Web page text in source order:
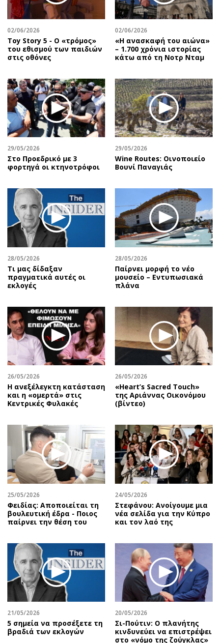
Κόσμος
Παράξενα
Πολιτισμός
Σινεμά
Μουσική
Εικαστικά
Βιβλίο
Χειρόγραφα
Έξοδος
Media
Εκπομπές
Wine routes
Uncut
Προσφορές
Προσωπικότητες στην ''Κ''
Επιστολές
02/06/2026
Toy Story 5 - O «τρόμος»
του εθισμού των παιδιών
στις οθόνες
02/06/2026
«Η ανασκαφή του αιώνα»
– 1.700 χρόνια ιστορίας
κάτω από τη Νοτρ Νταμ
29/05/2026
Στο Προεδρικό με 3
φορτηγά οι κτηνοτρόφοι
29/05/2026
Wine Routes: Οινοποιείο
Βουνί Παναγιάς
28/05/2026
Τι μας δίδαξαν
πραγματικά αυτές οι
εκλογές
28/05/2026
Παίρνει μορφή το νέο
μουσείο – Εντυπωσιακά
πλάνα
26/05/2026
Η ανεξέλεγκτη κατάσταση
και η «ομερτά» στις
Κεντρικές Φυλακές
26/05/2026
«Heart’s Sacred Touch»
της Αριάννας Οικονόμου
(βίντεο)
25/05/2026
Φειδίας: Αποποιείται τη
βουλευτική έδρα - Ποιος
παίρνει την θέση του
24/05/2026
Στεφάνου: Ανοίγουμε μια
νέα σελίδα για την Κύπρο
και τον λαό της
21/05/2026
5 σημεία να προσέξετε τη
βραδιά των εκλογών
20/05/2026
Σι-Πούτιν: Ο πλανήτης
κινδυνεύει να επιστρέψει
στο «νόμο της ζούγκλας»